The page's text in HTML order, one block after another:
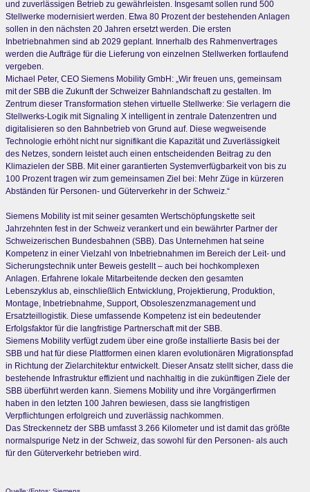
und zuverlässigen Betrieb zu gewährleisten. Insgesamt sollen rund 500
Stellwerke modernisiert werden. Etwa 80 Prozent der bestehenden Anlagen
sollen in den nächsten 20 Jahren ersetzt werden. Die ersten
Inbetriebnahmen sind ab 2029 geplant. Innerhalb des Rahmenvertrages
werden die Aufträge für die Lieferung von einzelnen Stellwerken fortlaufend
vergeben.
Michael Peter, CEO Siemens Mobility GmbH: „Wir freuen uns, gemeinsam
mit der SBB die Zukunft der Schweizer Bahnlandschaft zu gestalten. Im
Zentrum dieser Transformation stehen virtuelle Stellwerke: Sie verlagern die
Stellwerks-Logik mit Signaling X intelligent in zentrale Datenzentren und
digitalisieren so den Bahnbetrieb von Grund auf. Diese wegweisende
Technologie erhöht nicht nur signifikant die Kapazität und Zuverlässigkeit
des Netzes, sondern leistet auch einen entscheidenden Beitrag zu den
Klimazielen der SBB. Mit einer garantierten Systemverfügbarkeit von bis zu
100 Prozent tragen wir zum gemeinsamen Ziel bei: Mehr Züge in kürzeren
Abständen für Personen- und Güterverkehr in der Schweiz.“
Siemens Mobility ist mit seiner gesamten Wertschöpfungskette seit
Jahrzehnten fest in der Schweiz verankert und ein bewährter Partner der
Schweizerischen Bundesbahnen (SBB). Das Unternehmen hat seine
Kompetenz in einer Vielzahl von Inbetriebnahmen im Bereich der Leit- und
Sicherungstechnik unter Beweis gestellt – auch bei hochkomplexen
Anlagen. Erfahrene lokale Mitarbeitende decken den gesamten
Lebenszyklus ab, einschließlich Entwicklung, Projektierung, Produktion,
Montage, Inbetriebnahme, Support, Obsoleszenzmanagement und
Ersatzteillogistik. Diese umfassende Kompetenz ist ein bedeutender
Erfolgsfaktor für die langfristige Partnerschaft mit der SBB.
Siemens Mobility verfügt zudem über eine große installierte Basis bei der
SBB und hat für diese Plattformen einen klaren evolutionären Migrationspfad
in Richtung der Zielarchitektur entwickelt. Dieser Ansatz stellt sicher, dass die
bestehende Infrastruktur effizient und nachhaltig in die zukünftigen Ziele der
SBB überführt werden kann. Siemens Mobility und ihre Vorgängerfirmen
haben in den letzten 100 Jahren bewiesen, dass sie langfristigen
Verpflichtungen erfolgreich und zuverlässig nachkommen.
Das Streckennetz der SBB umfasst 3.266 Kilometer und ist damit das größte
normalspurige Netz in der Schweiz, das sowohl für den Personen- als auch
für den Güterverkehr betrieben wird.